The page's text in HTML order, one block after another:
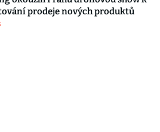
prodeje nových produktů